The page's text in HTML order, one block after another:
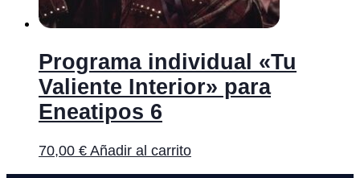
Programa individual «Tu
Valiente Interior» para
Eneatipos 6
70,00 € Añadir al carrito